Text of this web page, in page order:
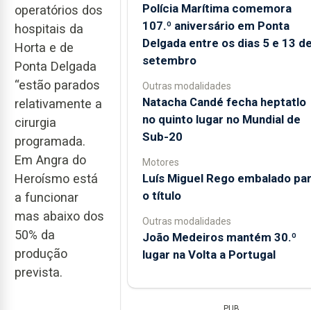
operatórios dos
hospitais da
Horta e de
Ponta Delgada
“estão parados
relativamente a
cirurgia
programada.
Em Angra do
Heroísmo está
a funcionar
mas abaixo dos
50% da
produção
prevista.
Polícia Marítima comemora
107.º aniversário em Ponta
Delgada entre os dias 5 e 13
setembro
Outras modalidades
Natacha Candé fecha heptatlo
no quinto lugar no Mundial de
Sub-20
Motores
Luís Miguel Rego embalado
o título
Outras modalidades
João Medeiros mantém 30.º
lugar na Volta a Portugal